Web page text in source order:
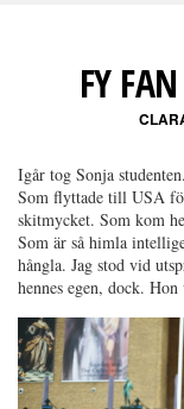
FY
Igår tog Sonja
Som flyttade till USA
skitmycket. Som kom
Som är så himla
hångla. Jag stod vid
hennes egen, dock.